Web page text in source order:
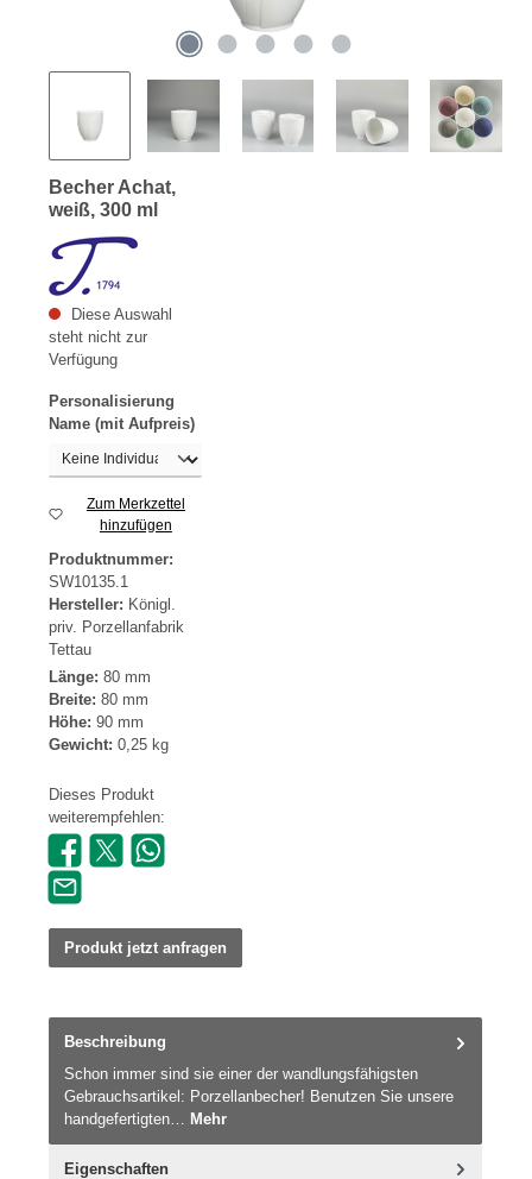
Becher Achat,
weiß, 300 ml
Diese Auswahl
steht nicht zur
Verfügung
Personalisierung
Name (mit Aufpreis)auswählen
Zum Merkzettel
hinzufügen
Produktnummer:
SW10135.1
Hersteller: Königl.
priv. Porzellanfabrik
Tettau
Länge: 80 mm
Breite: 80 mm
Höhe: 90 mm
Gewicht: 0,25 kg
Dieses Produkt
weiterempfehlen:
Produkt jetzt anfragen
Beschreibung
Schon immer sind sie einer der wandlungsfähigsten
Gebrauchsartikel: Porzellanbecher! Benutzen Sie unsere
handgefertigten…
Mehr
Eigenschaften